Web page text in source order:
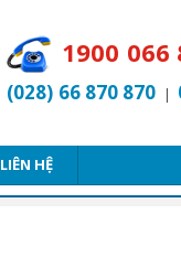
1900 066
(028) 66 870 870 |
LIÊN HỆ